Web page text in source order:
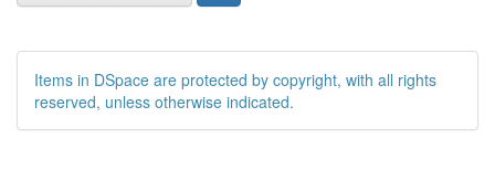
Items in DSpace are protected by copyright, with all rights
reserved, unless otherwise indicated.